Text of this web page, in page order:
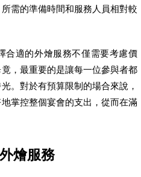
需的準備時間和服務人員相對較
合適的外燴服務不僅需要考慮價
，最重要的是讓每一位參與者都
。對於有預算限制的場合來說，
掌控整個宴會的支出，從而在滿
燴服務